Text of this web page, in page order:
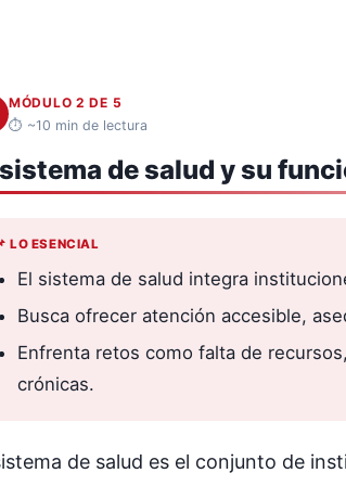
MÓDULO 2 DE 5
⏱ ~10 min de lectura
de salud y su
LO ESENCIAL
El sistema de salud integra
Busca ofrecer atención accesible,
Enfrenta retos como falta de
crónicas.
de salud es el conjunto de